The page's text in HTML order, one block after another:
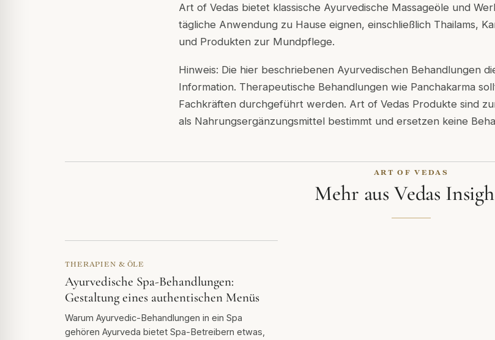
Art of Vedas bietet klassische Ayurvedische Massageöle und
tägliche Anwendung zu Hause eignen, einschließlich Thailams,
und Produkten zur Mundpflege.
Hinweis: Die hier beschriebenen Ayurvedischen Behandlungen
Information. Therapeutische Behandlungen wie Panchakarma
Fachkräften durchgeführt werden. Art of Vedas Produkte sind
als Nahrungsergänzungsmittel bestimmt und ersetzen keine
ART OF VEDAS
Mehr aus Vedas
THERAPIEN & ÖLE
Ayurvedische Spa-Behandlungen:
Gestaltung eines authentischen Menüs
Warum Ayurvedic-Behandlungen in ein Spa
gehören Ayurveda bietet Spa-Betreibern etwas,